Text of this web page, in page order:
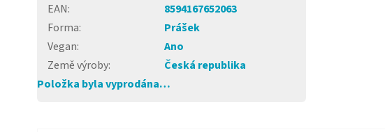
EAN:
8594167652063
Forma:
Prášek
Vegan:
Ano
Země výroby:
Česká republika
Položka byla vyprodána…